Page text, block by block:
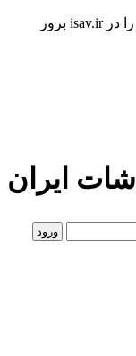
اعضای محترم انجمن لطفا پروفایل خود را در isav.ir بروز
ایران